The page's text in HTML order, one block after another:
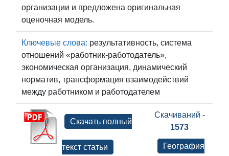
организации и предложена оригинальная
оценочная модель.
Ключевые слова: результативность, система
отношений «работник-работодатель»,
экономическая организация, динамический
норматив, трансформация взаимодействий
между работником и работодателем
Скачиваний -
1573
География
Скачать полный
текст статьи